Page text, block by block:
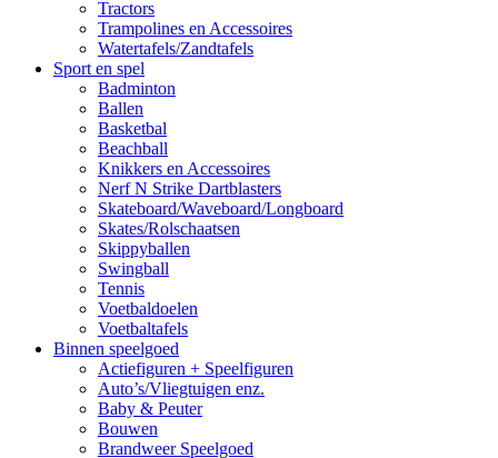
Tractors
Trampolines en Accessoires
Watertafels/Zandtafels
Sport en spel
Badminton
Ballen
Basketbal
Beachball
Knikkers en Accessoires
Nerf N Strike Dartblasters
Skateboard/Waveboard/Longboard
Skates/Rolschaatsen
Skippyballen
Swingball
Tennis
Voetbaldoelen
Voetbaltafels
Binnen speelgoed
Actiefiguren + Speelfiguren
Auto’s/Vliegtuigen enz.
Baby & Peuter
Bouwen
Brandweer Speelgoed